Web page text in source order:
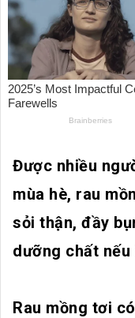
Được nhiều
mùa hè, rau
sỏi thận, đầy
dưỡng chất nếu
Rau mồng tơi